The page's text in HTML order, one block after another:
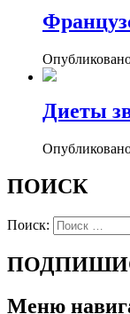
Диеты
ПОИСК
Поиск:
Меню